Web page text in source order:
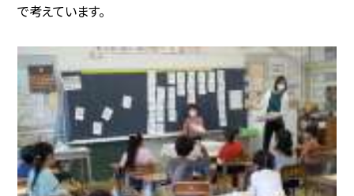
で考えています。